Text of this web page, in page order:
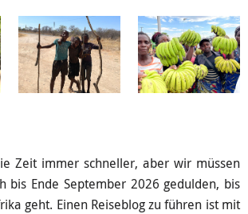
Zeit immer schneller, aber wir müssen
bis Ende September 2026 gedulden, bis
geht. Einen Reiseblog zu führen ist mit